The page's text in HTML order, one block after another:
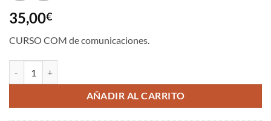
35,00€
CURSO COM de comunicaciones.
AÑADIR AL CARRITO